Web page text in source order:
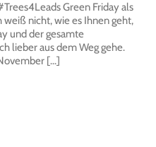
Green Friday als
nicht, wie es Ihnen geht,
und der gesamte
lieber aus dem Weg gehe.
[...]